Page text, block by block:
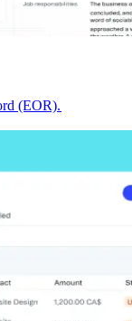
(EOR).​​